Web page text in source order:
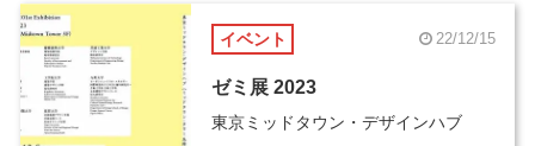
イベント 22/12/15
ゼミ展 2023
東京ミッドタウン・デザインハブ